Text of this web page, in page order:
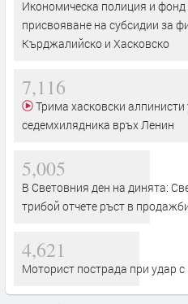
Икономическа полиция и фонд
присвояване на субсидии за
Кърджалийско и Хасковско
7,116
седемхилядника връх Ленин
5,005
В Световния ден на динята:
трибой отчете ръст в
4,621
Моторист пострада при удар с